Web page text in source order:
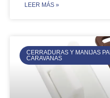
​LEER MÁS »
CERRADURAS Y MANIJAS
CARAVANAS